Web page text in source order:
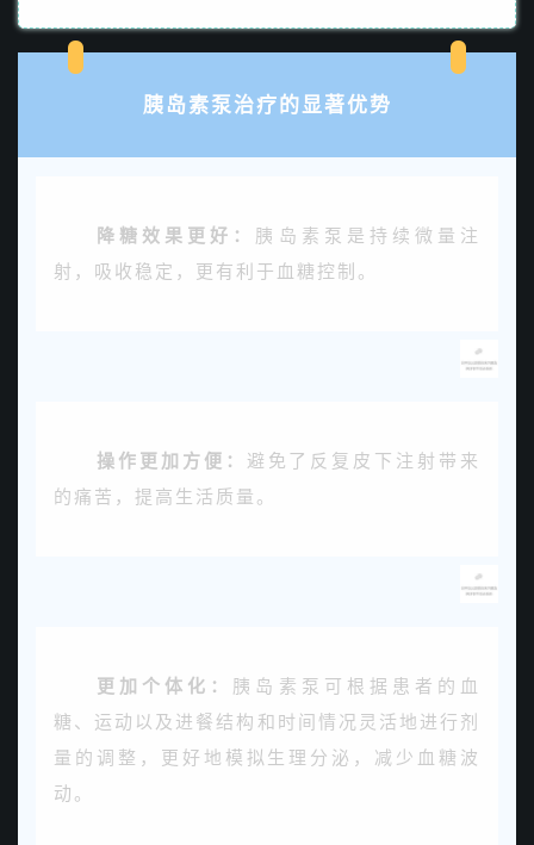
胰岛素泵治疗的显著优势
降糖效果更好： 胰岛素泵是持续微量注
射，吸收稳定，更有利于血糖控制。
操作更加方便： 避免了反复皮下注射带来
的痛苦，提高生活质量。
更加个体化： 胰岛素泵可根据患者的血
糖、运动以及进餐结构和时间情况灵活地进行剂
量的调整，更好地模拟生理分泌，减少血糖波
动。